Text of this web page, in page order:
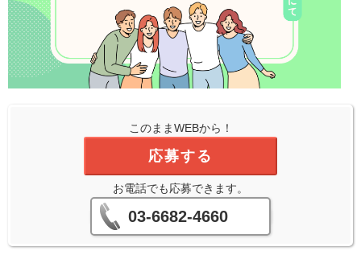
このままWEBから！
応募する
お電話でも応募できます。
03-6682-4660